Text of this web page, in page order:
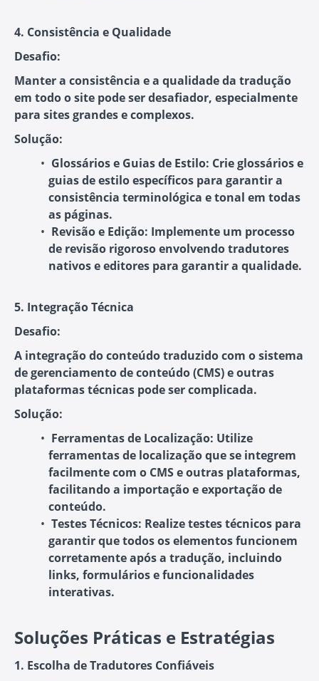
4. Consistência e Qualidade
Desafio:
Manter a consistência e a qualidade da tradução
em todo o site pode ser desafiador, especialmente
para sites grandes e complexos.
Solução:
Glossários e Guias de Estilo: Crie glossários e
guias de estilo específicos para garantir a
consistência terminológica e tonal em todas
as páginas.
Revisão e Edição: Implemente um processo
de revisão rigoroso envolvendo tradutores
nativos e editores para garantir a qualidade.
5. Integração Técnica
Desafio:
A integração do conteúdo traduzido com o sistema
de gerenciamento de conteúdo (CMS) e outras
plataformas técnicas pode ser complicada.
Solução:
Ferramentas de Localização: Utilize
ferramentas de localização que se integrem
facilmente com o CMS e outras plataformas,
facilitando a importação e exportação de
conteúdo.
Testes Técnicos: Realize testes técnicos para
garantir que todos os elementos funcionem
corretamente após a tradução, incluindo
links, formulários e funcionalidades
interativas.
Soluções Práticas e Estratégias
1. Escolha de Tradutores Confiáveis